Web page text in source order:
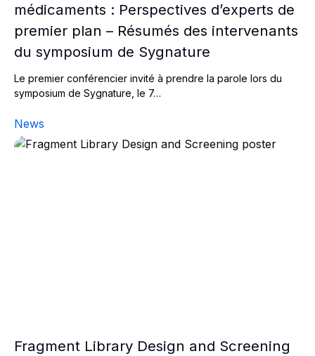
médicaments : Perspectives d’experts de
premier plan – Résumés des intervenants
du symposium de Sygnature
Le premier conférencier invité à prendre la parole lors du
symposium de Sygnature, le 7…
News
Fragment Library Design and Screening 3
Fragment Library Design and Screening